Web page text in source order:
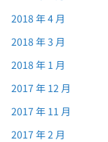
2018 年 4 月
2018 年 3 月
2018 年 1 月
2017 年 12 月
2017 年 11 月
2017 年 2 月